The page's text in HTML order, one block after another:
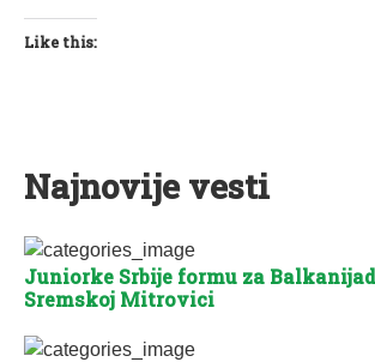
Like this:
Najnovije vesti
Juniorke Srbije formu za
Sremskoj Mitrovici